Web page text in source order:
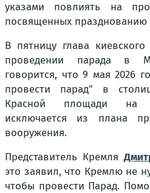
указами повлиять на
посвященных празднованию
В пятницу глава
проведении парада в
говорится, что 9 мая 2026
провести парад" в
Красной площади на
исключается из плана
вооружения.
Представитель Кремля
это заявил, что Кремлю не
чтобы провести Парад.